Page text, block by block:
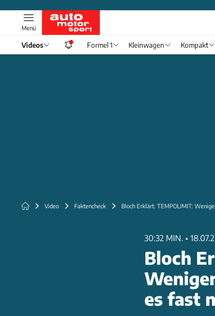
Menü
Videos Formel 1 Kleinwagen Kompakt
Video Faktencheck Bloch Erklärt: TEMPOLIMIT:
30:32 MIN. •
Bloch
es fast